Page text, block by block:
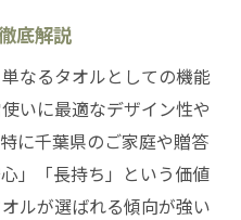
底解説
なるタオルとしての機能
いに最適なデザイン性や
に千葉県のご家庭や贈答
」「長持ち」という価値
ルが選ばれる傾向が強い